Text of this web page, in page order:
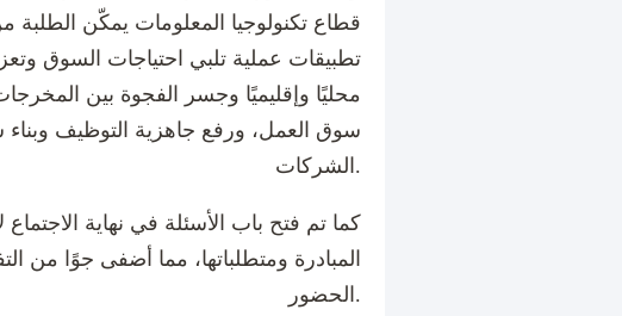
قطاع تكنولوجيا المعلومات يمكّن الطلبة
تطبيقات عملية تلبي احتياجات السوق
محليًا وإقليميًا وجسر الفجوة بين
سوق العمل، ورفع جاهزية التوظيف
الشركات.
كما تم فتح باب الأسئلة في نهاية
المبادرة ومتطلباتها، مما أضفى جوًا من
الحضور.